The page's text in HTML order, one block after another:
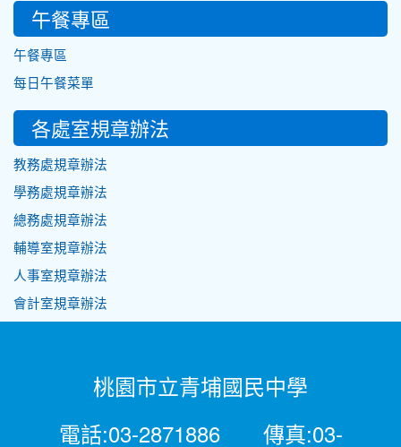
午餐專區
午餐專區
每日午餐菜單
各處室規章辦法
教務處規章辦法
學務處規章辦法
總務處規章辦法
輔導室規章辦法
人事室規章辦法
會計室規章辦法
桃園市立青埔國民中學
電話:03-2871886 傳真:03-